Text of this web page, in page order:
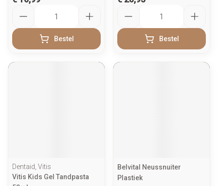
Bestel Bestel
Dentaid, Vitis
Vitis Kids Gel Tandpasta
Belvital Neussnuiter
Plastiek